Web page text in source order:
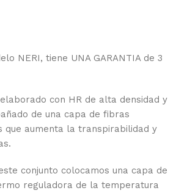
NERI, tiene UNA GARANTIA de 3
con HR de alta densidad y
de una capa de fibras
que aumenta la transpirabilidad y
conjunto colocamos una capa de
reguladora de la temperatura